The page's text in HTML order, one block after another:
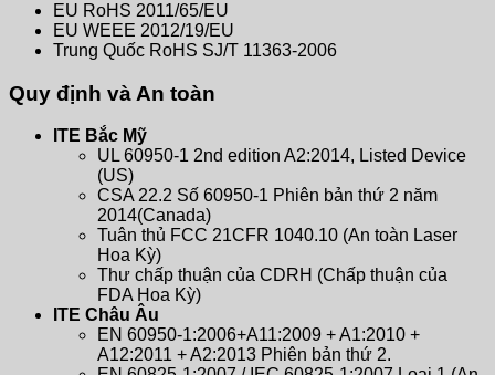
EU RoHS 2011/65/EU
EU WEEE 2012/19/EU
Trung Quốc RoHS SJ/T 11363-2006
Quy định và An toàn
ITE Bắc Mỹ
UL 60950-1 2nd edition A2:2014, Listed Device
(US)
CSA 22.2 Số 60950-1 Phiên bản thứ 2 năm
2014(Canada)
Tuân thủ FCC 21CFR 1040.10 (An toàn Laser
Hoa Kỳ)
Thư chấp thuận của CDRH (Chấp thuận của
FDA Hoa Kỳ)
ITE Châu Âu
EN 60950-1:2006+A11:2009 + A1:2010 +
A12:2011 + A2:2013 Phiên bản thứ 2.